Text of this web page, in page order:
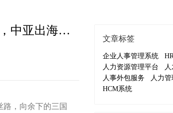
海纳百国盘点：全球人事薪酬管理服务激活出海“潜力股”，中亚出海洞察（下篇-土吉塔）
路，向余下的三国
文章标签
企业人事管理系统
人力资源管理平台
人事外包服务
人力
HCM系统